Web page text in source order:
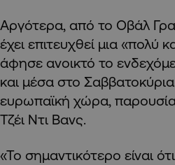
Αργότερα, από το Οβάλ
έχει επιτευχθεί μια «πολύ
άφησε ανοικτό το
και μέσα στο
ευρωπαϊκή χώρα,
Τζέι Ντι Βανς.
«Το σημαντικότερο είναι